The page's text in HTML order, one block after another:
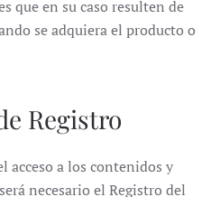
que en su caso resulten de
se adquiera el producto o
Registro
acceso a los contenidos y
necesario el Registro del